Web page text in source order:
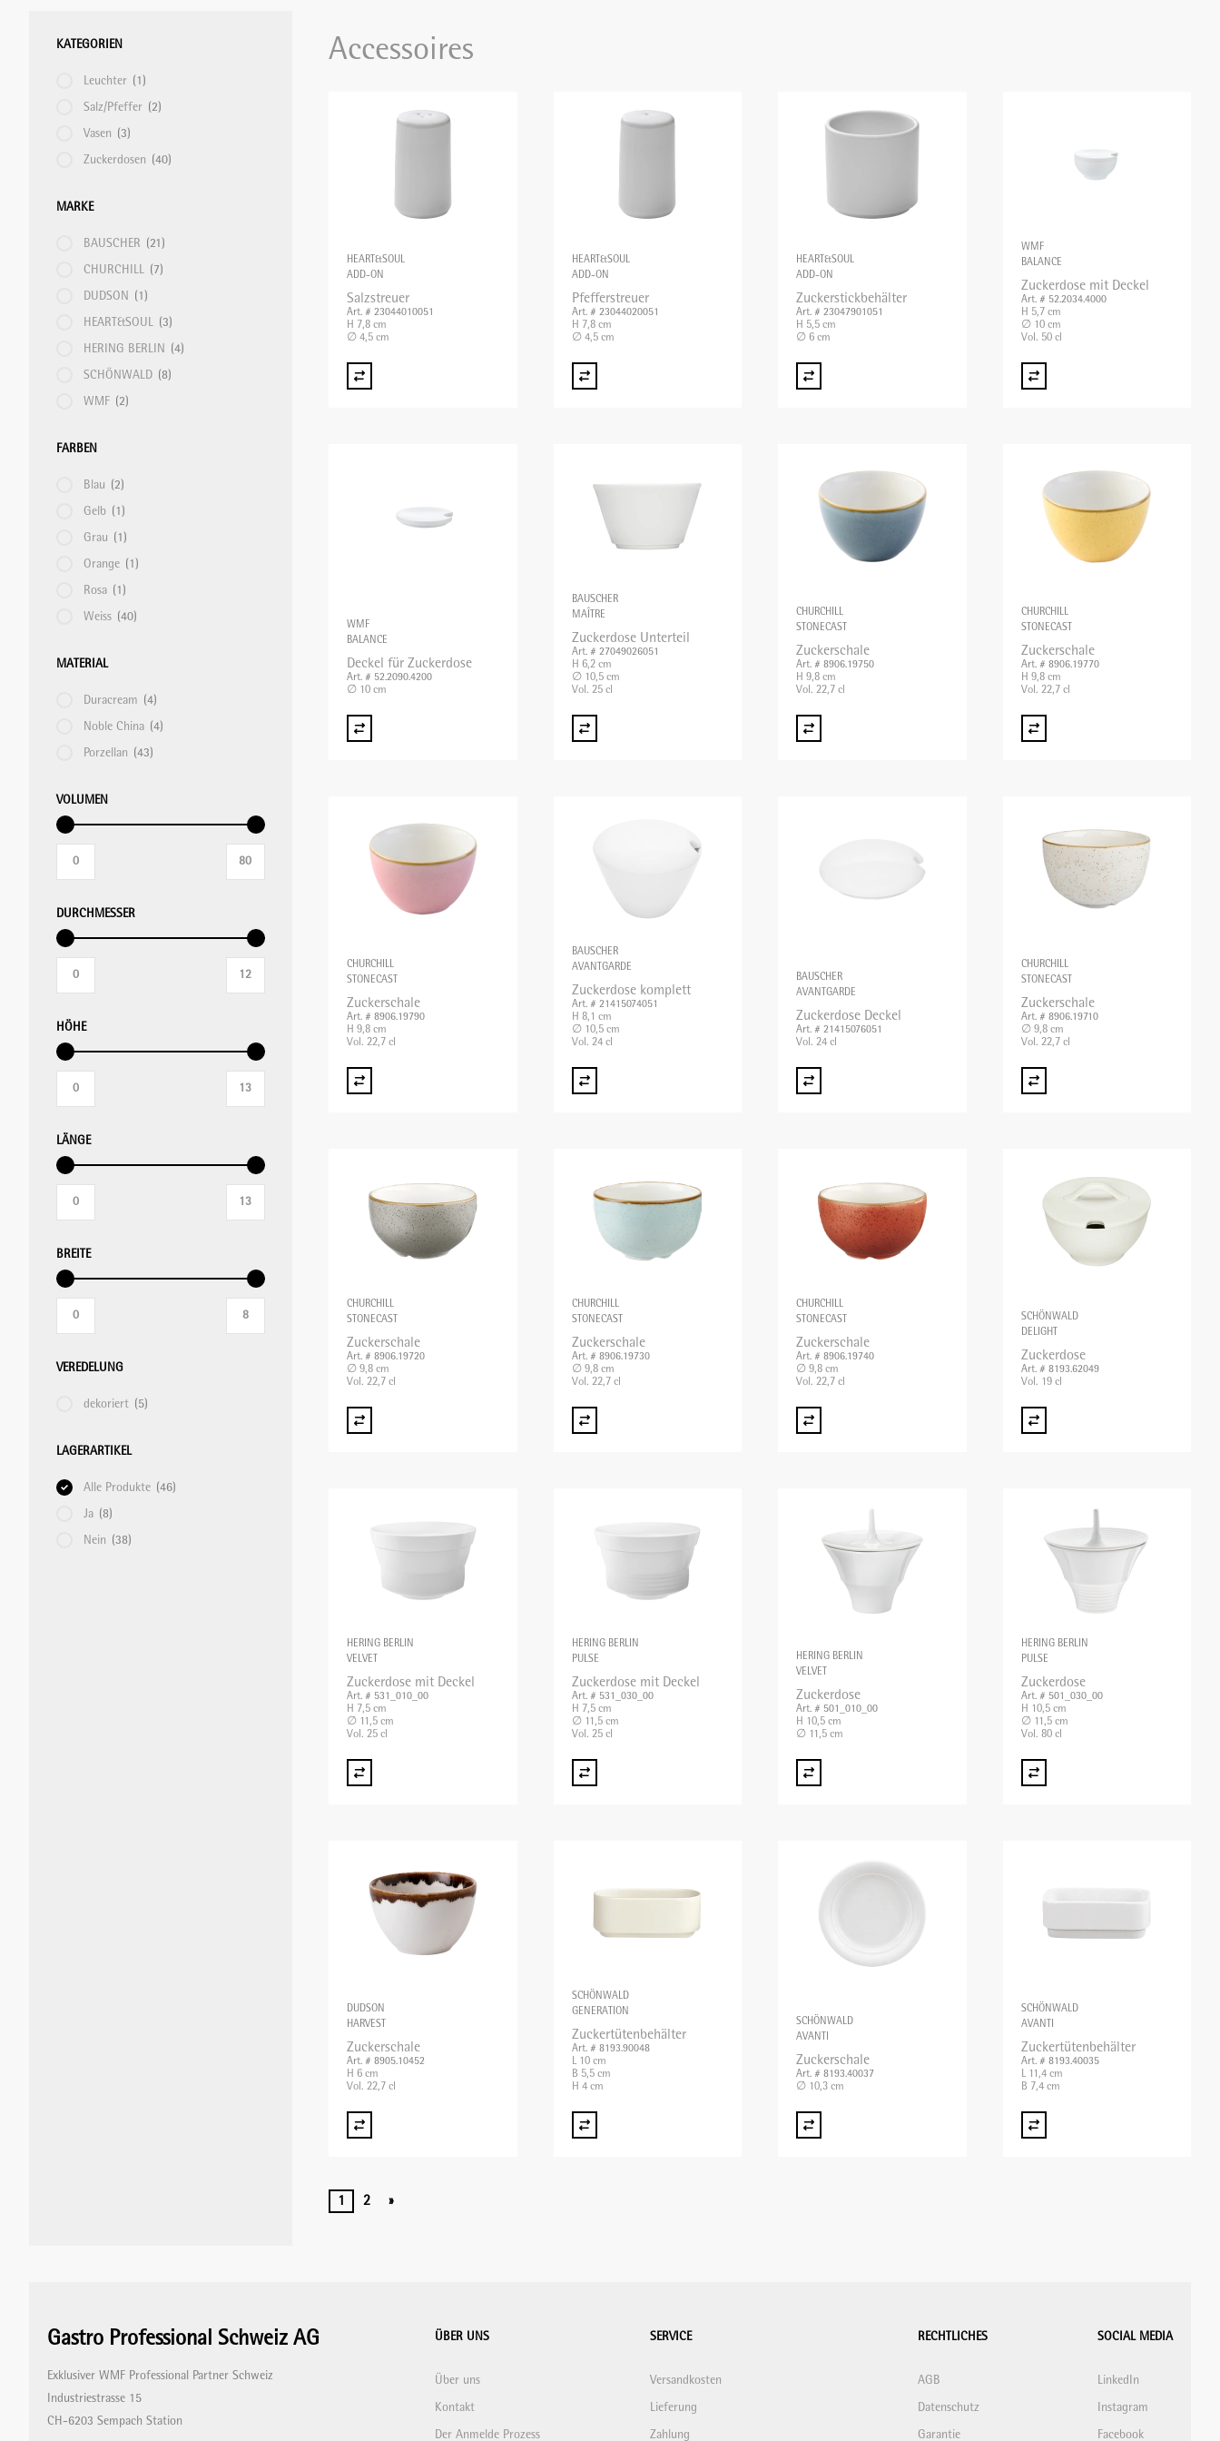
HEISSGETRÄNKE
KOCHPLATTEN/ÖFEN
KONTAKTGRILL/SALAMANDER
PASTAMASCHINEN
RACLETTEGERÄTE
SCHNEIDEMASCHINEN
TOASTER
TRINKGLÄSER MIT STIEL
KOCHGERÄTE
PFANNEN UND TÖPFE
PIZZA/PASTA
SERVIERGESCHIRR
TISCHZUBEHÖR
WEIN UND BAR
TISCHTEXTILIEN
PLATE-MATE
REINIGUNGSMATERIAL
SERVIER-TRANSPORTWAGEN
STAPELGERÄTE
TABLETT-/TELLERTRANSPORTWAGEN
KATEGORIEN
Leuchter (1)
Salz/Pfeffer (2)
Vasen (3)
Zuckerdosen (40)
MARKE
BAUSCHER (21)
CHURCHILL (7)
DUDSON (1)
HEART&SOUL (3)
HERING BERLIN (4)
SCHÖNWALD (8)
WMF (2)
FARBEN
Blau (2)
Gelb (1)
Grau (1)
Orange (1)
Rosa (1)
Weiss (40)
MATERIAL
Duracream (4)
Noble China (4)
Porzellan (43)
VOLUMEN
DURCHMESSER
HÖHE
LÄNGE
BREITE
VEREDELUNG
dekoriert (5)
LAGERARTIKEL
Alle Produkte (46)
Ja (8)
Nein (38)
Accessoires
HEART&SOUL
ADD-ON
Salzstreuer
Art. # 23044010051
H 7,8 cm
∅ 4,5 cm
HEART&SOUL
ADD-ON
Pfefferstreuer
Art. # 23044020051
H 7,8 cm
∅ 4,5 cm
HEART&SOUL
ADD-ON
Zuckerstickbehälter
Art. # 23047901051
H 5,5 cm
∅ 6 cm
WMF
BALANCE
Zuckerdose mit Deckel
Art. # 52.2034.4000
H 5,7 cm
∅ 10 cm
Vol. 50 cl
WMF
BALANCE
Deckel für Zuckerdose
Art. # 52.2090.4200
∅ 10 cm
BAUSCHER
MAÎTRE
Zuckerdose Unterteil
Art. # 27049026051
H 6,2 cm
∅ 10,5 cm
Vol. 25 cl
CHURCHILL
STONECAST
Zuckerschale
Art. # 8906.19750
H 9,8 cm
Vol. 22,7 cl
CHURCHILL
STONECAST
Zuckerschale
Art. # 8906.19770
H 9,8 cm
Vol. 22,7 cl
CHURCHILL
STONECAST
Zuckerschale
Art. # 8906.19790
H 9,8 cm
Vol. 22,7 cl
BAUSCHER
AVANTGARDE
Zuckerdose komplett
Art. # 21415074051
H 8,1 cm
∅ 10,5 cm
Vol. 24 cl
BAUSCHER
AVANTGARDE
Zuckerdose Deckel
Art. # 21415076051
Vol. 24 cl
CHURCHILL
STONECAST
Zuckerschale
Art. # 8906.19710
∅ 9,8 cm
Vol. 22,7 cl
CHURCHILL
STONECAST
Zuckerschale
Art. # 8906.19720
∅ 9,8 cm
Vol. 22,7 cl
CHURCHILL
STONECAST
Zuckerschale
Art. # 8906.19730
∅ 9,8 cm
Vol. 22,7 cl
CHURCHILL
STONECAST
Zuckerschale
Art. # 8906.19740
∅ 9,8 cm
Vol. 22,7 cl
SCHÖNWALD
DELIGHT
Zuckerdose
Art. # 8193.62049
Vol. 19 cl
HERING BERLIN
VELVET
Zuckerdose mit Deckel
Art. # 531_010_00
H 7,5 cm
∅ 11,5 cm
Vol. 25 cl
HERING BERLIN
PULSE
Zuckerdose mit Deckel
Art. # 531_030_00
H 7,5 cm
∅ 11,5 cm
Vol. 25 cl
HERING BERLIN
VELVET
Zuckerdose
Art. # 501_010_00
H 10,5 cm
∅ 11,5 cm
HERING BERLIN
PULSE
Zuckerdose
Art. # 501_030_00
H 10,5 cm
∅ 11,5 cm
Vol. 80 cl
DUDSON
HARVEST
Zuckerschale
Art. # 8905.10452
H 6 cm
Vol. 22,7 cl
SCHÖNWALD
GENERATION
Zuckertütenbehälter
Art. # 8193.90048
L 10 cm
B 5,5 cm
H 4 cm
SCHÖNWALD
AVANTI
Zuckerschale
Art. # 8193.40037
∅ 10,3 cm
SCHÖNWALD
AVANTI
Zuckertütenbehälter
Art. # 8193.40035
L 11,4 cm
B 7,4 cm
1 2 »
ÜBER UNS
Über uns
Kontakt
Der Anmelde Prozess
SERVICE
Versandkosten
Lieferung
Zahlung
RECHTLICHES
AGB
Datenschutz
Garantie
SOCIAL MEDIA
LinkedIn
Instagram
Facebook
Gastro Professional Schweiz AG
Exklusiver WMF Professional Partner Schweiz
Industriestrasse 15
CH-6203 Sempach Station